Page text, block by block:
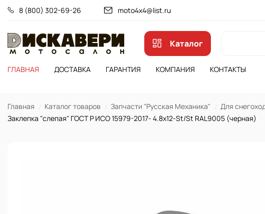
8 (800) 302-69-26 moto4x4@list.ru
Каталог
ГЛАВНАЯ
ДОСТАВКА ГАРАНТИЯ КОМПАНИЯ КОНТАКТЫ
Главная Каталог товаров Запчасти "Русская Механика" Для
Заклепка "слепая" ГОСТ Р ИСО 15979-2017- 4.8х12-St/St RAL9005 (черная)